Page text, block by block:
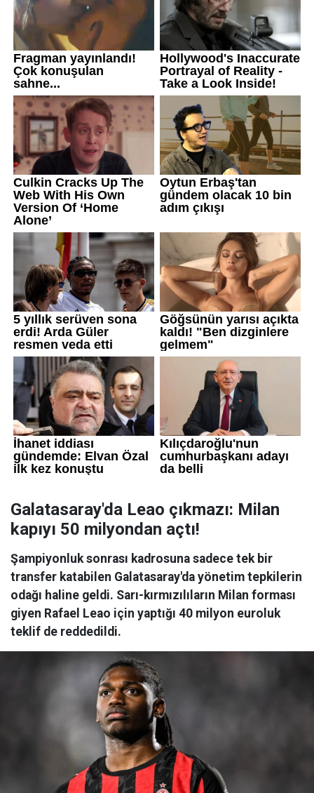
Galatasaray'da Leao çıkmazı: Milan
kapıyı 50 milyondan açtı!
Şampiyonluk sonrası kadrosuna sadece tek bir
transfer katabilen Galatasaray'da yönetim tepkilerin
odağı haline geldi. Sarı-kırmızılıların Milan forması
giyen Rafael Leao için yaptığı 40 milyon euroluk
teklif de reddedildi.